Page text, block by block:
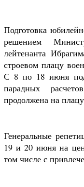
Подготовка
решением
лейтенанта
строевом плацу
С 8 по 18 июня
парадных
продолжена на
Генеральные
19 и 20 июня на
том числе с